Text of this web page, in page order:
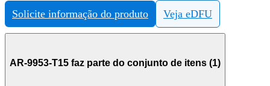
Solicite informação do produto Veja eDFU
AR-9953-T15 faz parte do conjunto de itens (1)